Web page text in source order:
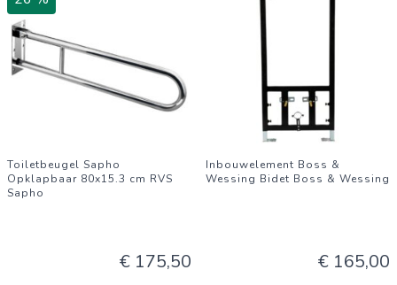
Toiletbeugel Sapho
Opklapbaar 80x15.3 cm RVS
Sapho
€ 175,50
Inbouwelement Boss &
Wessing Bidet Boss & Wessing
€ 165,00